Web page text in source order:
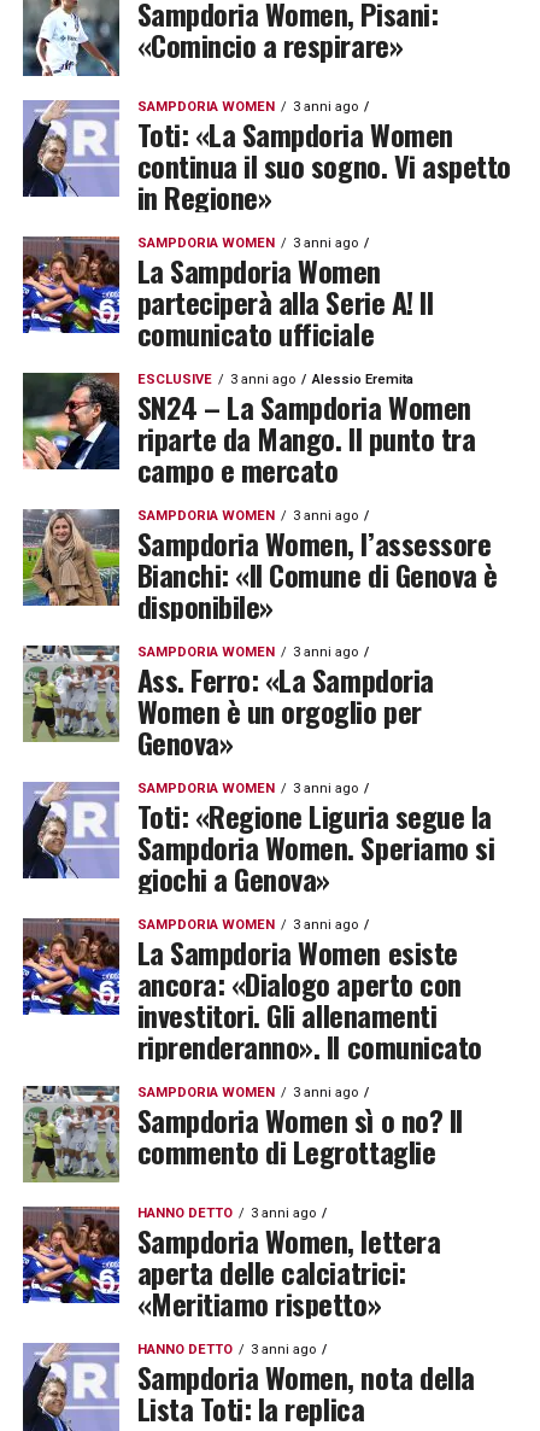
Sampdoria Women, Pisani:
«Comincio a respirare»
SAMPDORIA WOMEN 3 anni ago
Toti: «La Sampdoria Women
continua il suo sogno. Vi aspetto
in Regione»
SAMPDORIA WOMEN 3 anni ago
La Sampdoria Women
parteciperà alla Serie A! Il
comunicato ufficiale
ESCLUSIVE 3 anni ago Alessio Eremita
SN24 – La Sampdoria Women
riparte da Mango. Il punto tra
campo e mercato
SAMPDORIA WOMEN 3 anni ago
Sampdoria Women, l’assessore
Bianchi: «Il Comune di Genova è
disponibile»
SAMPDORIA WOMEN 3 anni ago
Ass. Ferro: «La Sampdoria
Women è un orgoglio per
Genova»
SAMPDORIA WOMEN 3 anni ago
Toti: «Regione Liguria segue la
Sampdoria Women. Speriamo si
giochi a Genova»
SAMPDORIA WOMEN 3 anni ago
La Sampdoria Women esiste
ancora: «Dialogo aperto con
investitori. Gli allenamenti
riprenderanno». Il comunicato
SAMPDORIA WOMEN 3 anni ago
Sampdoria Women sì o no? Il
commento di Legrottaglie
HANNO DETTO 3 anni ago
Sampdoria Women, lettera
aperta delle calciatrici:
«Meritiamo rispetto»
HANNO DETTO 3 anni ago
Sampdoria Women, nota della
Lista Toti: la replica